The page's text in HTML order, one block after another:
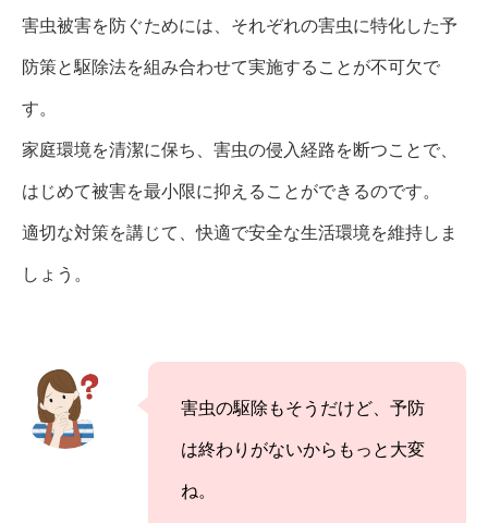
害虫被害を防ぐためには、それぞれの害虫に特化した予
防策と駆除法を組み合わせて実施することが不可欠で
す。
家庭環境を清潔に保ち、害虫の侵入経路を断つことで、
はじめて被害を最小限に抑えることができるのです。
適切な対策を講じて、快適で安全な生活環境を維持しま
しょう。
害虫の駆除もそうだけど、予防
は終わりがないからもっと大変
ね。